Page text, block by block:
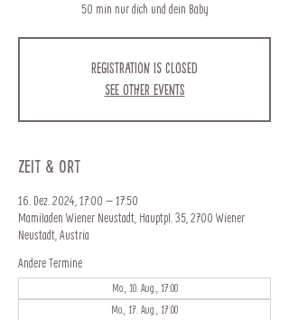
50 min nur dich und dein Baby
Registration is closed
See other events
Zeit & Ort
16. Dez. 2024, 17:00 – 17:50
Mamiladen Wiener Neustadt, Hauptpl. 35, 2700 Wiener
Neustadt, Austria
Andere Termine
Mo., 10. Aug., 17:00
Mo., 17. Aug., 17:00